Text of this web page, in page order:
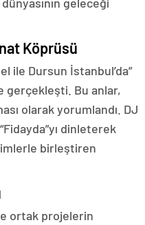
Köprüsü
ile Dursun İstanbul’da”
gerçekleşti. Bu anlar,
olarak yorumlandı. DJ
dinleterek
birleştiren
ortak projelerin